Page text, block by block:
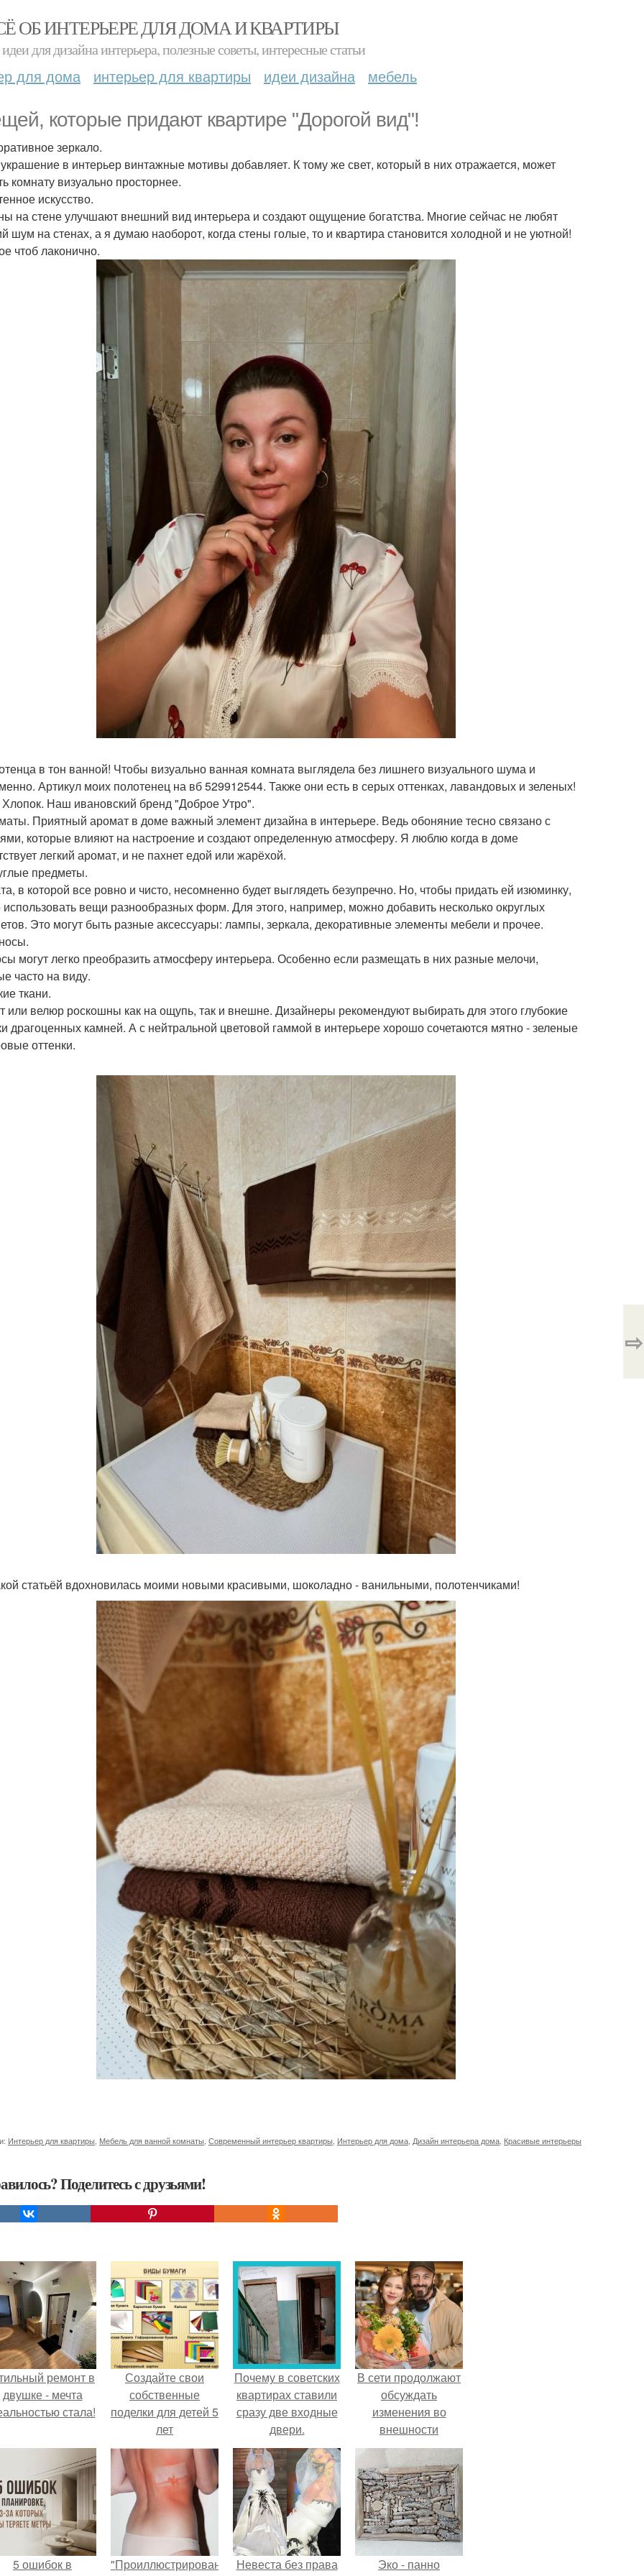
ОБ ИНТЕРЬЕРЕ ДЛЯ ДОМА И КВАРТИРЫ
для дизайна интерьера, полезные советы, интересные статьи
для дома интерьер для квартиры идеи дизайна мебель
которые придают квартире "Дорогой вид"!
зеркало.
в интерьер винтажные мотивы добавляет. К тому же свет, который в них отражается, может
комнату визуально просторнее.
искусство.
на стене улучшают внешний вид интерьера и создают ощущение богатства. Многие сейчас не любят
шум на стенах, а я думаю наоборот, когда стены голые, то и квартира становится холодной и не уютной!
чтоб лаконично.
в тон ванной! Чтобы визуально ванная комната выглядела без лишнего визуального шума и
Артикул моих полотенец на вб 529912544. Также они есть в серых оттенках, лавандовых и зеленых!
Хлопок. Наш ивановский бренд "Доброе Утро".
Приятный аромат в доме важный элемент дизайна в интерьере. Ведь обоняние тесно связано с
которые влияют на настроение и создают определенную атмосферу. Я люблю когда в доме
легкий аромат, и не пахнет едой или жарёхой.
предметы.
в которой все ровно и чисто, несомненно будет выглядеть безупречно. Но, чтобы придать ей изюминку,
вещи разнообразных форм. Для этого, например, можно добавить несколько округлых
Это могут быть разные аксессуары: лампы, зеркала, декоративные элементы мебели и прочее.
могут легко преобразить атмосферу интерьера. Особенно если размещать в них разные мелочи,
часто на виду.
ткани.
или велюр роскошны как на ощупь, так и внешне. Дизайнеры рекомендуют выбирать для этого глубокие
драгоценных камней. А с нейтральной цветовой гаммой в интерьере хорошо сочетаются мятно - зеленые
оттенки.
статьёй вдохновилась моими новыми красивыми, шоколадно - ванильными, полотенчиками!
Интерьер для квартиры Мебель для ванной комнаты Современный интерьер квартиры Интерьер для дома Дизайн интерьера дома Красивые интерьеры
Поделитесь с друзьями!
⇨
ремонт в
двушке - мечта
стала!
Создайте свои
собственные
поделки для детей 5
лет
Почему в советских
квартирах ставили
сразу две входные
двери.
В сети продолжают
обсуждать
изменения во
внешности
актрисы.
5 ошибок в
"ПроиллюстрированныеНевеста без права
Эко - панно